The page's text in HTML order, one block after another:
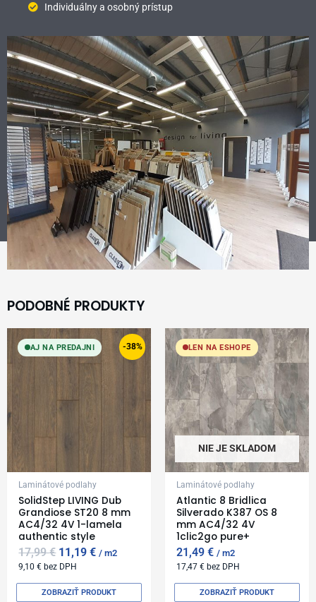
Individuálny a osobný prístup
PODOBNÉ PRODUKTY
-38%
AJ NA PREDAJNI
Laminátové podlahy
SolidStep LIVING Dub
Grandiose ST20 8 mm
AC4/32 4V 1-lamela
authentic style
17,99€
Original
price
was:
17,99 €.
11,19€
Current
price
is:
m2
9,10€ bez DPH
ZOBRAZIŤ PRODUKT
LEN NA ESHOPE
NIE JE SKLADOM
Laminátové podlahy
Atlantic 8 Bridlica
Silverado K387 OS 8
mm AC4/32 4V
1clic2go pure+
21,49€ m2
17,47€ bez DPH
ZOBRAZIŤ PRODUKT